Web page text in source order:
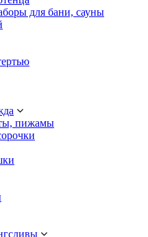
для бани, сауны
пижамы